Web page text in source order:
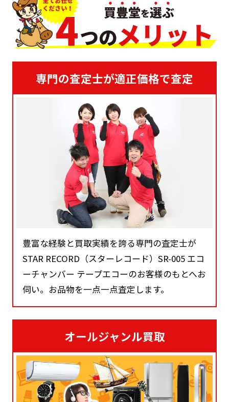
専門の査定士が適正価格で査定
豊富な経験と買取実績を誇る専門の査定士が
STAR RECORD（スターレコード）SR-005 エコ
ーチャンバー テープエコーのお客様のもとへお
伺い。お品物を一点一点査定します。
オールジャンル買取